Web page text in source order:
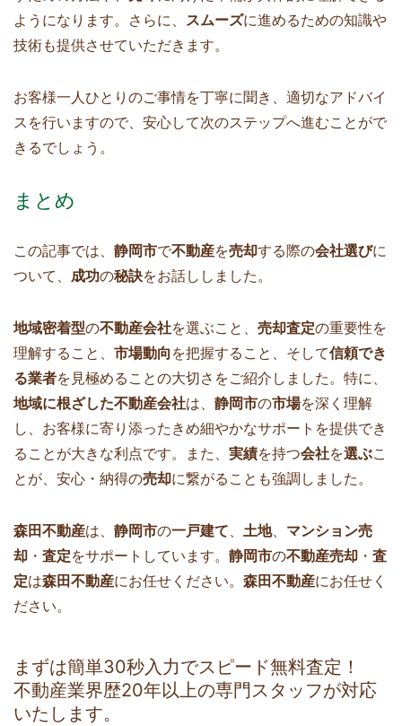
ようになります。さらに、
スムーズに進めるための知識や
技術も提供させていただきます。
お客様一人ひとりのご事情を丁寧に聞き、適切なアドバイ
スを行いますので、安心して次のステップへ進むことがで
きるでしょう。
まとめ
この記事では、 静岡市で不動産を売却する際の会社選びに
ついて、 成功の秘訣をお話ししました。
地域密着型の不動産会社を選ぶこと、 売却査定の重要性を
理解すること、 市場動向 を把握すること、そして信頼でき
る業者を見極めることの大切さをご紹介しました。特に、
地域に根ざした不動産会社は、 静岡市の市場を深く理解
し、お客様に寄り添ったきめ細やかなサポートを提供でき
ることが大きな利点です。また、 実績を持つ会社を選ぶこ
とが、安心・納得の売却に繋がることも強調しました。
森田不動産は、 静岡市の一戸建て、 土地、 マンション売
却 ・ 査定をサポートしています。 静岡市の不動産売却 ・ 査
定は森田不動産にお任せください。 森田不動産にお任せく
ださい。
まずは簡単30秒入力でスピード無料査定！
不動産業界歴20年以上の専門スタッフが対応
いたします。